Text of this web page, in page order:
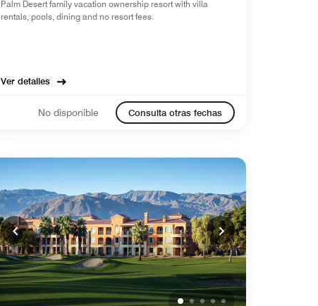
Palm Desert family vacation ownership resort with villa
rentals, pools, dining and no resort fees.
Ver detalles
No disponible Consulta otras fechas